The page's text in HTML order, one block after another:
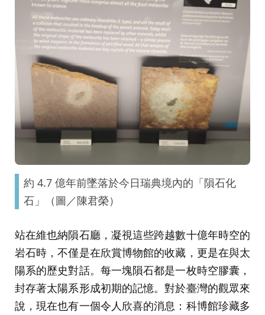
約 4.7 億年前墜落於今日瑞典境內的「隕石化
石」（圖／陳君榮）
站在維也納隕石廳，凝視這些跨越數十億年時空的
岩石時，不僅是在欣賞博物館的收藏，更是在與太
陽系的歷史對話。每一塊隕石都是一枚時空膠囊，
封存著太陽系形成初期的記憶。對於臺灣的觀眾來
說，現在也有一個令人欣喜的消息：科博館珍藏多